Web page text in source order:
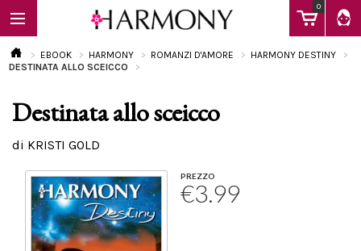
0
EBOOK
Calendario
EBOOK HARMONY ROMANZI D'AMORE
HARMONY DESTINY
DESTINATA ALLO SCEICCO
Destinata allo sceicco
di KRISTI GOLD
PREZZO
€3.99